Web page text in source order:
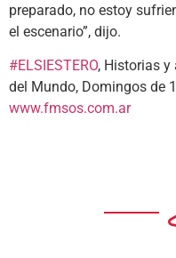
preparado, no estoy
el escenario”, dijo.
#ELSIESTERO, Historias y
del Mundo, Domingos de
www.fmsos.com.ar